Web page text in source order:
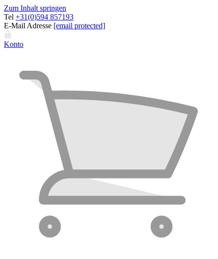
Zum Inhalt springen
Tel +31(0)594 857193
E-Mail Adresse [email protected]
Konto